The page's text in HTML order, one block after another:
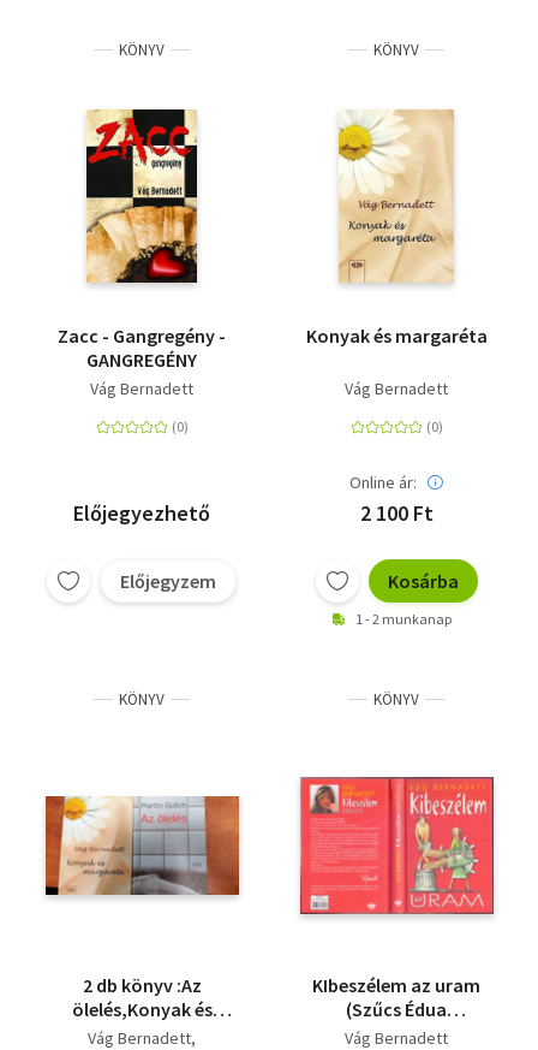
KÖNYV
Zacc - Gangregény -
GANGREGÉNY
Vág Bernadett
Előjegyezhető
Előjegyzem
KÖNYV
Konyak és margaréta
Vág Bernadett
Online ár:
2 100 Ft
Kosárba
1 - 2 munkanap
KÖNYV
2 db könyv :Az
ölelés,Konyak és
margaréta
Vág Bernadett
KÖNYV
KIbeszélem az uram
(Szűcs Édua
illusztrációival)
Vág Bernadett